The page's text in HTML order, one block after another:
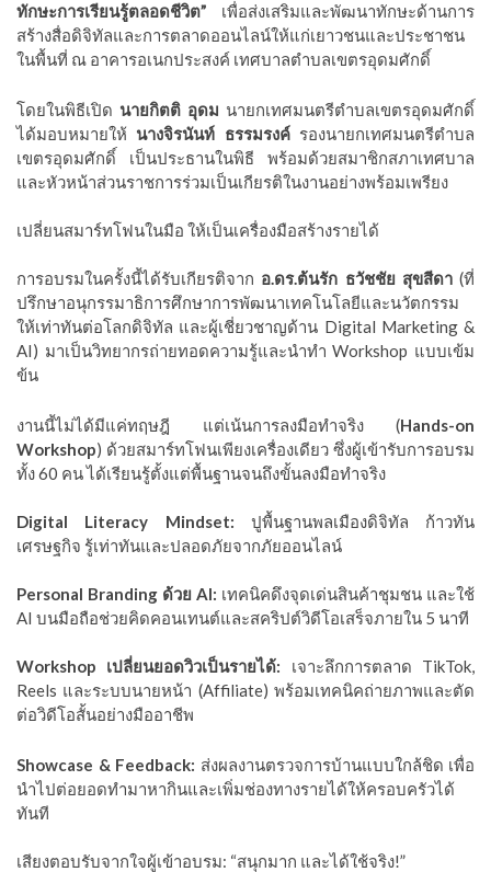
ทักษะการเรียนรู้ตลอดชีวิต” เพื่อส่งเสริมและพัฒนาทักษะด้านการ
สร้างสื่อดิจิทัลและการตลาดออนไลน์ให้แก่เยาวชนและประชาชน
ในพื้นที่ ณ อาคารอเนกประสงค์ เทศบาลตำบลเขตรอุดมศักดิ์
โดยในพิธีเปิด นายกิตติ อุดม นายกเทศมนตรีตำบลเขตรอุดมศักดิ์
ได้มอบหมายให้ นางจิรนันท์ ธรรมรงค์รองนายกเทศมนตรีตำบล
เขตรอุดมศักดิ์ เป็นประธานในพิธี พร้อมด้วยสมาชิกสภาเทศบาล
และหัวหน้าส่วนราชการร่วมเป็นเกียรติในงานอย่างพร้อมเพรียง
เปลี่ยนสมาร์ทโฟนในมือ ให้เป็นเครื่องมือสร้างรายได้
การอบรมในครั้งนี้ได้รับเกียรติจาก อ.ดร.ต้นรัก ธวัชชัย สุขสีดา(ที่
ปรึกษาอนุกรรมาธิการศึกษาการพัฒนาเทคโนโลยีและนวัตกรรม
ให้เท่าทันต่อโลกดิจิทัล และผู้เชี่ยวชาญด้าน Digital Marketing &
AI) มาเป็นวิทยากรถ่ายทอดความรู้และนำทำ Workshop แบบเข้ม
ข้น
งานนี้ไม่ได้มีแค่ทฤษฎี แต่เน้นการลงมือทำจริง (Hands-on
Workshop) ด้วยสมาร์ทโฟนเพียงเครื่องเดียว ซึ่งผู้เข้ารับการอบรม
ทั้ง 60 คน ได้เรียนรู้ตั้งแต่พื้นฐานจนถึงขั้นลงมือทำจริง
Digital Literacy Mindset: ปูพื้นฐานพลเมืองดิจิทัล ก้าวทัน
เศรษฐกิจ รู้เท่าทันและปลอดภัยจากภัยออนไลน์
Personal Branding ด้วย AI: เทคนิคดึงจุดเด่นสินค้าชุมชน และใช้
AI บนมือถือช่วยคิดคอนเทนต์และสคริปต์วิดีโอเสร็จภายใน 5 นาที
Workshop เปลี่ยนยอดวิวเป็นรายได้: เจาะลึกการตลาด TikTok,
Reels และระบบนายหน้า (Affiliate) พร้อมเทคนิคถ่ายภาพและตัด
ต่อวิดีโอสั้นอย่างมืออาชีพ
Showcase & Feedback: ส่งผลงานตรวจการบ้านแบบใกล้ชิด เพื่อ
นำไปต่อยอดทำมาหากินและเพิ่มช่องทางรายได้ให้ครอบครัวได้
ทันที
เสียงตอบรับจากใจผู้เข้าอบรม: “สนุกมาก และได้ใช้จริง!”